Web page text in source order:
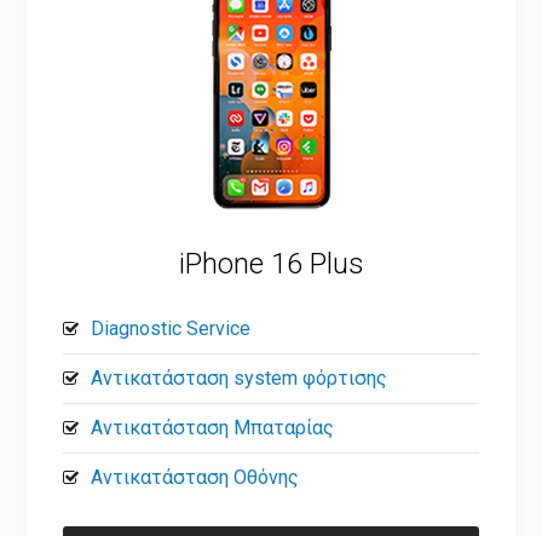
iPhone 16 Plus
Diagnostic Service
Αντικατάσταση system φόρτισης
Αντικατάσταση Μπαταρίας
Αντικατάσταση Οθόνης